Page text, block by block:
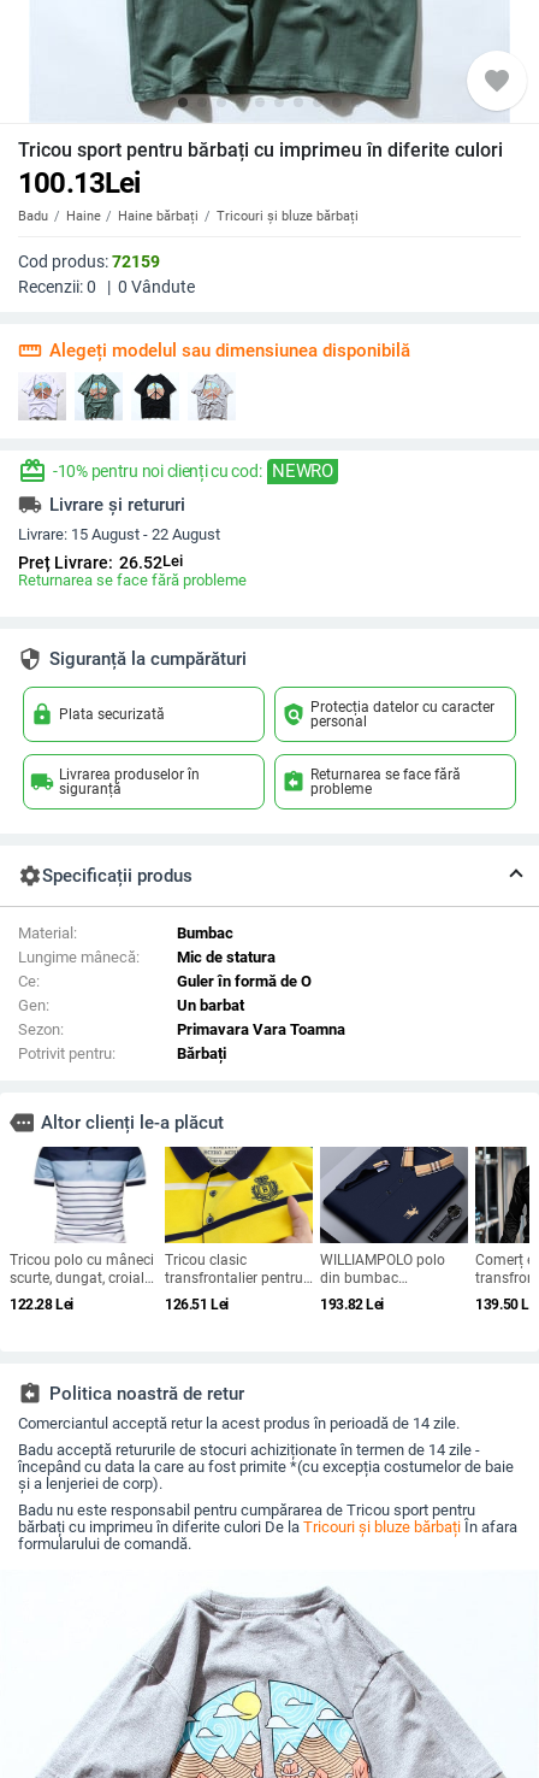
favorite
Tricou sport pentru bărbați cu imprimeu în diferite culori
100.13Lei
Badu Haine Haine bărbați Tricouri și bluze bărbați
Cod produs:72159
Recenzii:0 | 0 Vândute
straighten Alegeți modelul sau dimensiunea disponibilă
redeem -10% pentru noi clienți cu cod: NEWRO
local_shipping Livrare și retururi
Livrare: 15 August - 22 August
Preț Livrare: 26.52Lei
Returnarea se face fără probleme
security Siguranță la cumpărături
lock Plata securizată policy Protecția datelor cu caracter
personal
local_shipping Livrarea produselor în
siguranță
assignment_return Returnarea se face fără
probleme
settingsSpecificații produs
Material:
Bumbac
Lungime mânecă:
Mic de statura
Ce:
Guler în formă de O
Gen:
Un barbat
Sezon:
Primavara Vara Toamna
Potrivit pentru:
Bărbați
more Altor clienți le-a plăcut
Tricou polo cu mâneci
scurte, dungat, croială
slim, stil afaceri ușor
122.28Lei
Tricou clasic
transfrontalier pentru
bărbați, cu dungi,
mânecă scurtă, de
126.51 Lei
WILLIAMPOLO polo
din bumbac
mercerizat pentru
bărbați – mânecă
193.82Lei
Comerț
bărbați
noapte
139.50Lei
assignment_return Politica noastră de retur
Comerciantul acceptă retur la acest produs în perioadă de 14 zile.
Badu acceptă retururile de stocuri achiziționate în termen de 14 zile -
începând cu data la care au fost primite *(cu excepția costumelor de baie
și a lenjeriei de corp).
Badu nu este responsabil pentru cumpărarea de Tricou sport pentru
bărbați cu imprimeu în diferite culori De la Tricouri și bluze bărbați În afara
formularului de comandă.